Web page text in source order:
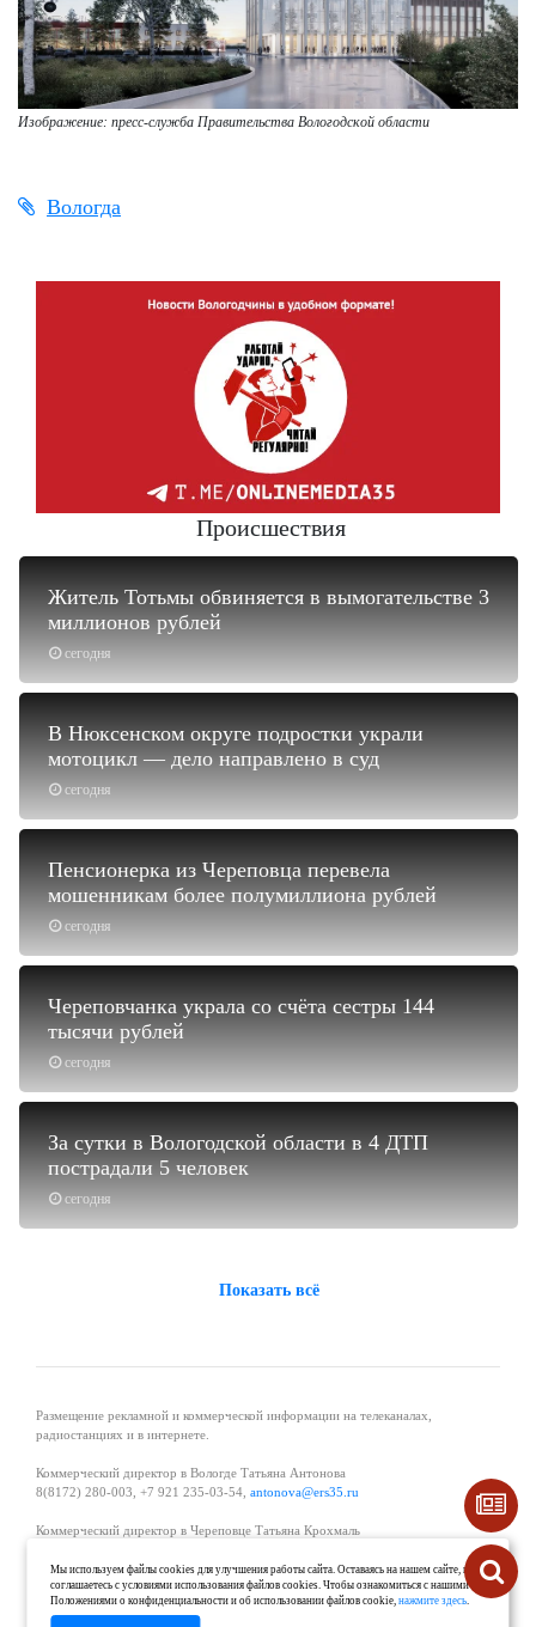
Изображение: пресс-служба Правительства Вологодской области
Вологда
Происшествия
сегодня
Житель Тотьмы обвиняется в вымогательстве 3
миллионов рублей
сегодня
В Нюксенском округе подростки украли
мотоцикл — дело направлено в суд
сегодня
Пенсионерка из Череповца перевела
мошенникам более полумиллиона рублей
сегодня
Череповчанка украла со счёта сестры 144
тысячи рублей
сегодня
За сутки в Вологодской области в 4 ДТП
пострадали 5 человек
Показать всё
Размещение рекламной и коммерческой информации на телеканалах,
радиостанциях и в интернете.
Коммерческий директор в Вологде Татьяна Антонова
8(8172) 280-003, +7 921 235-03-54, antonova@ers35.ru
Коммерческий директор в Череповце Татьяна Крохмаль
Начальник отдела рекламы в Великом Устюге Екатерина Вьюжанина 8(81738)
2-04-44, +7 921 125-06-40,katrinv81@mail.ru
Мы используем файлы cookies для улучшения работы сайта. Оставаясь на нашем сайте, вы
соглашаетесь с условиями использования файлов cookies. Чтобы ознакомиться с нашими
Положениями о конфиденциальности и об использовании файлов cookie,нажмите здесь.